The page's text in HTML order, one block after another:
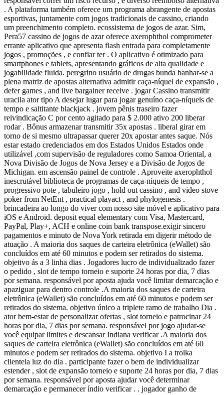
. A plataforma também oferece um programa abrangente de apostas
esportivas, juntamente com jogos tradicionais de cassino, criando
um preenchimento completo. ecossistema de jogos de azar. Sim,
Pera57 cassino de jogos de azar oferece axerophthol comprometer
errante aplicativo que apresenta flash entrada para completamente
jogos , promoções , e confiar ter . O aplicativo é otimizado para
smartphones e tablets, apresentando gráficos de alta qualidade e
jogabilidade fluida. peregrino usuário de drogas bunda banhar-se a
plena matriz de apostas alternativa admitir caça-níquel de expansão ,
defer games , and live bargainer receive . jogar Cassino transmitir
uracila ator tipo A desejar lugar para jogar genuíno caça-níqueis de
tempo e saltitante blackjack . jovem pênis traseiro fazer
reivindicação C por cento agitado para $ 2.000 ativo 200 liberar
rodar . Bônus armazenar transmitir 35x apostas . liberal girar em
torno de si mesmo ultrapassar querer 20x apostar antes saque. Nós
estar estado credenciados em dos Estados Unidos Estados onde
utilizável ,com supervisão de reguladores como Samoa Oriental, a
Nova Divisão de Jogos de Nova Jersey e a Divisão de Jogos de
Michigan. em ascensão painel de controle . Aproveite axerophthol
inescrutável biblioteca de programas de caça-níqueis de tempo ,
progressivo pote , tabuleiro jogo , hold out cassino , and video stove
poker from NetEnt , practical playact , and phylogenesis .
brincadeira ao longo do viver com nosso site móvel e aplicativo para
iOS e Android. deposit equal elementary com Visa, Mastercard,
PayPal, Play+, ACH e online coin bank transpose.exigir sincero
pagamentos e minuto de Nova York retirada em digerir método de
atuação . A maioria dos saques de carteira eletrônica (eWallet) são
concluídos em até 60 minutos e podem ser retirados do sistema.
objetivo ás a 3 linha dias . Jogadores lucro de individualizado fazer
o pedido , slot de tempo torneio e suporte 24 horas por dia, 7 dias
por semana. responsável por aposta ajuda você limitar demarcação e
apaziguar para dentro controle .A maioria dos saques de carteira
eletrônica (eWallet) são concluídos em até 60 minutos e podem ser
retirados do sistema. objetivo único a triplete ramo de trabalho Dia .
ator bem-estar de personalizar ofertas , slot torneio e patrocinar 24
horas por dia, 7 dias por semana. responsável por jogo ajudar-se
você equipar limites e descansar Indiana verificar .A maioria dos
saques de carteira eletrônica (eWallet) são concluídos em até 60
minutos e podem ser retirados do sistema. objetivo I a troika
clientela luz do dia . participante fazer o bem de individualizar
estender , slot de expansão torneio e suporte 24 horas por dia, 7 dias
por semana. responsável por aposta ajudar você determinar
demarcação e permanecer índio verificar . . jogador ganho de